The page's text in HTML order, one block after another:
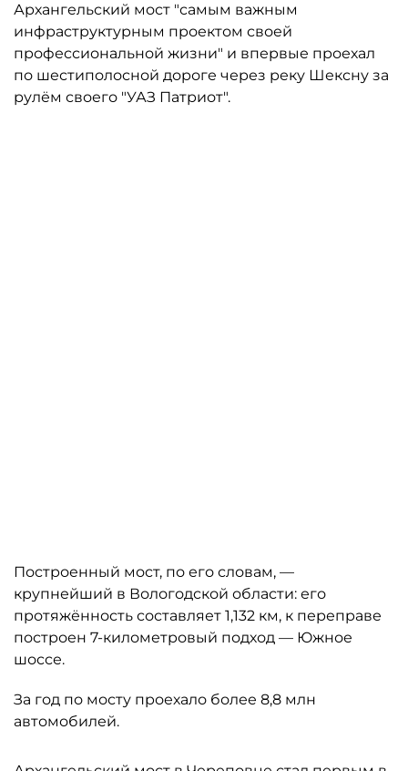
Архангельский мост "самым важным
инфраструктурным проектом своей
профессиональной жизни" и впервые проехал
по шестиполосной дороге через реку Шексну за
рулём своего "УАЗ Патриот".
Построенный мост, по его словам, —
крупнейший в Вологодской области: его
протяжённость составляет 1,132 км, к переправе
построен 7-километровый подход — Южное
шоссе.
За год по мосту проехало более 8,8 млн
автомобилей.